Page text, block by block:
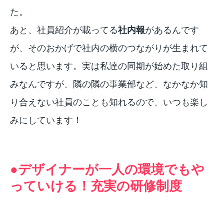
た。
あと、社員紹介が載ってる社内報があるんです
が、そのおかげで社内の横のつながりが生まれて
いると思います。実は私達の同期が始めた取り組
みなんですが、隣の隣の事業部など、なかなか知
り合えない社員のことも知れるので、いつも楽し
みにしています！
●デザイナーが一人の環境でもや
っていける！充実の研修制度